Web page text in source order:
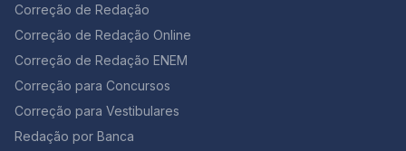
Correção de Redação
Correção de Redação Online
Correção de Redação ENEM
Correção para Concursos
Correção para Vestibulares
Redação por Banca